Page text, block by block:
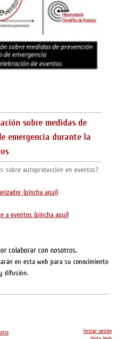
sobre medidas de
emergencia durante la
sobre autoprotección en eventos?
(pincha aquí)
a eventos (pincha aquí)
colaborar con nosotros.
en esta web para su conocimiento
difusión.
Iniciar sesión